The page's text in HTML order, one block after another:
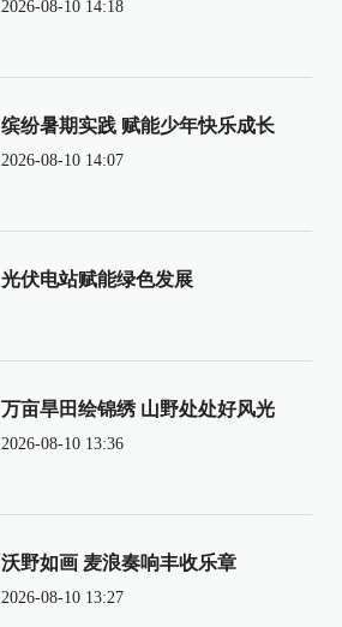
2026-08-10 14:18
缤纷暑期实践 赋能少年快乐成长
2026-08-10 14:07
光伏电站赋能绿色发展
万亩旱田绘锦绣 山野处处好风光
2026-08-10 13:36
沃野如画 麦浪奏响丰收乐章
2026-08-10 13:27